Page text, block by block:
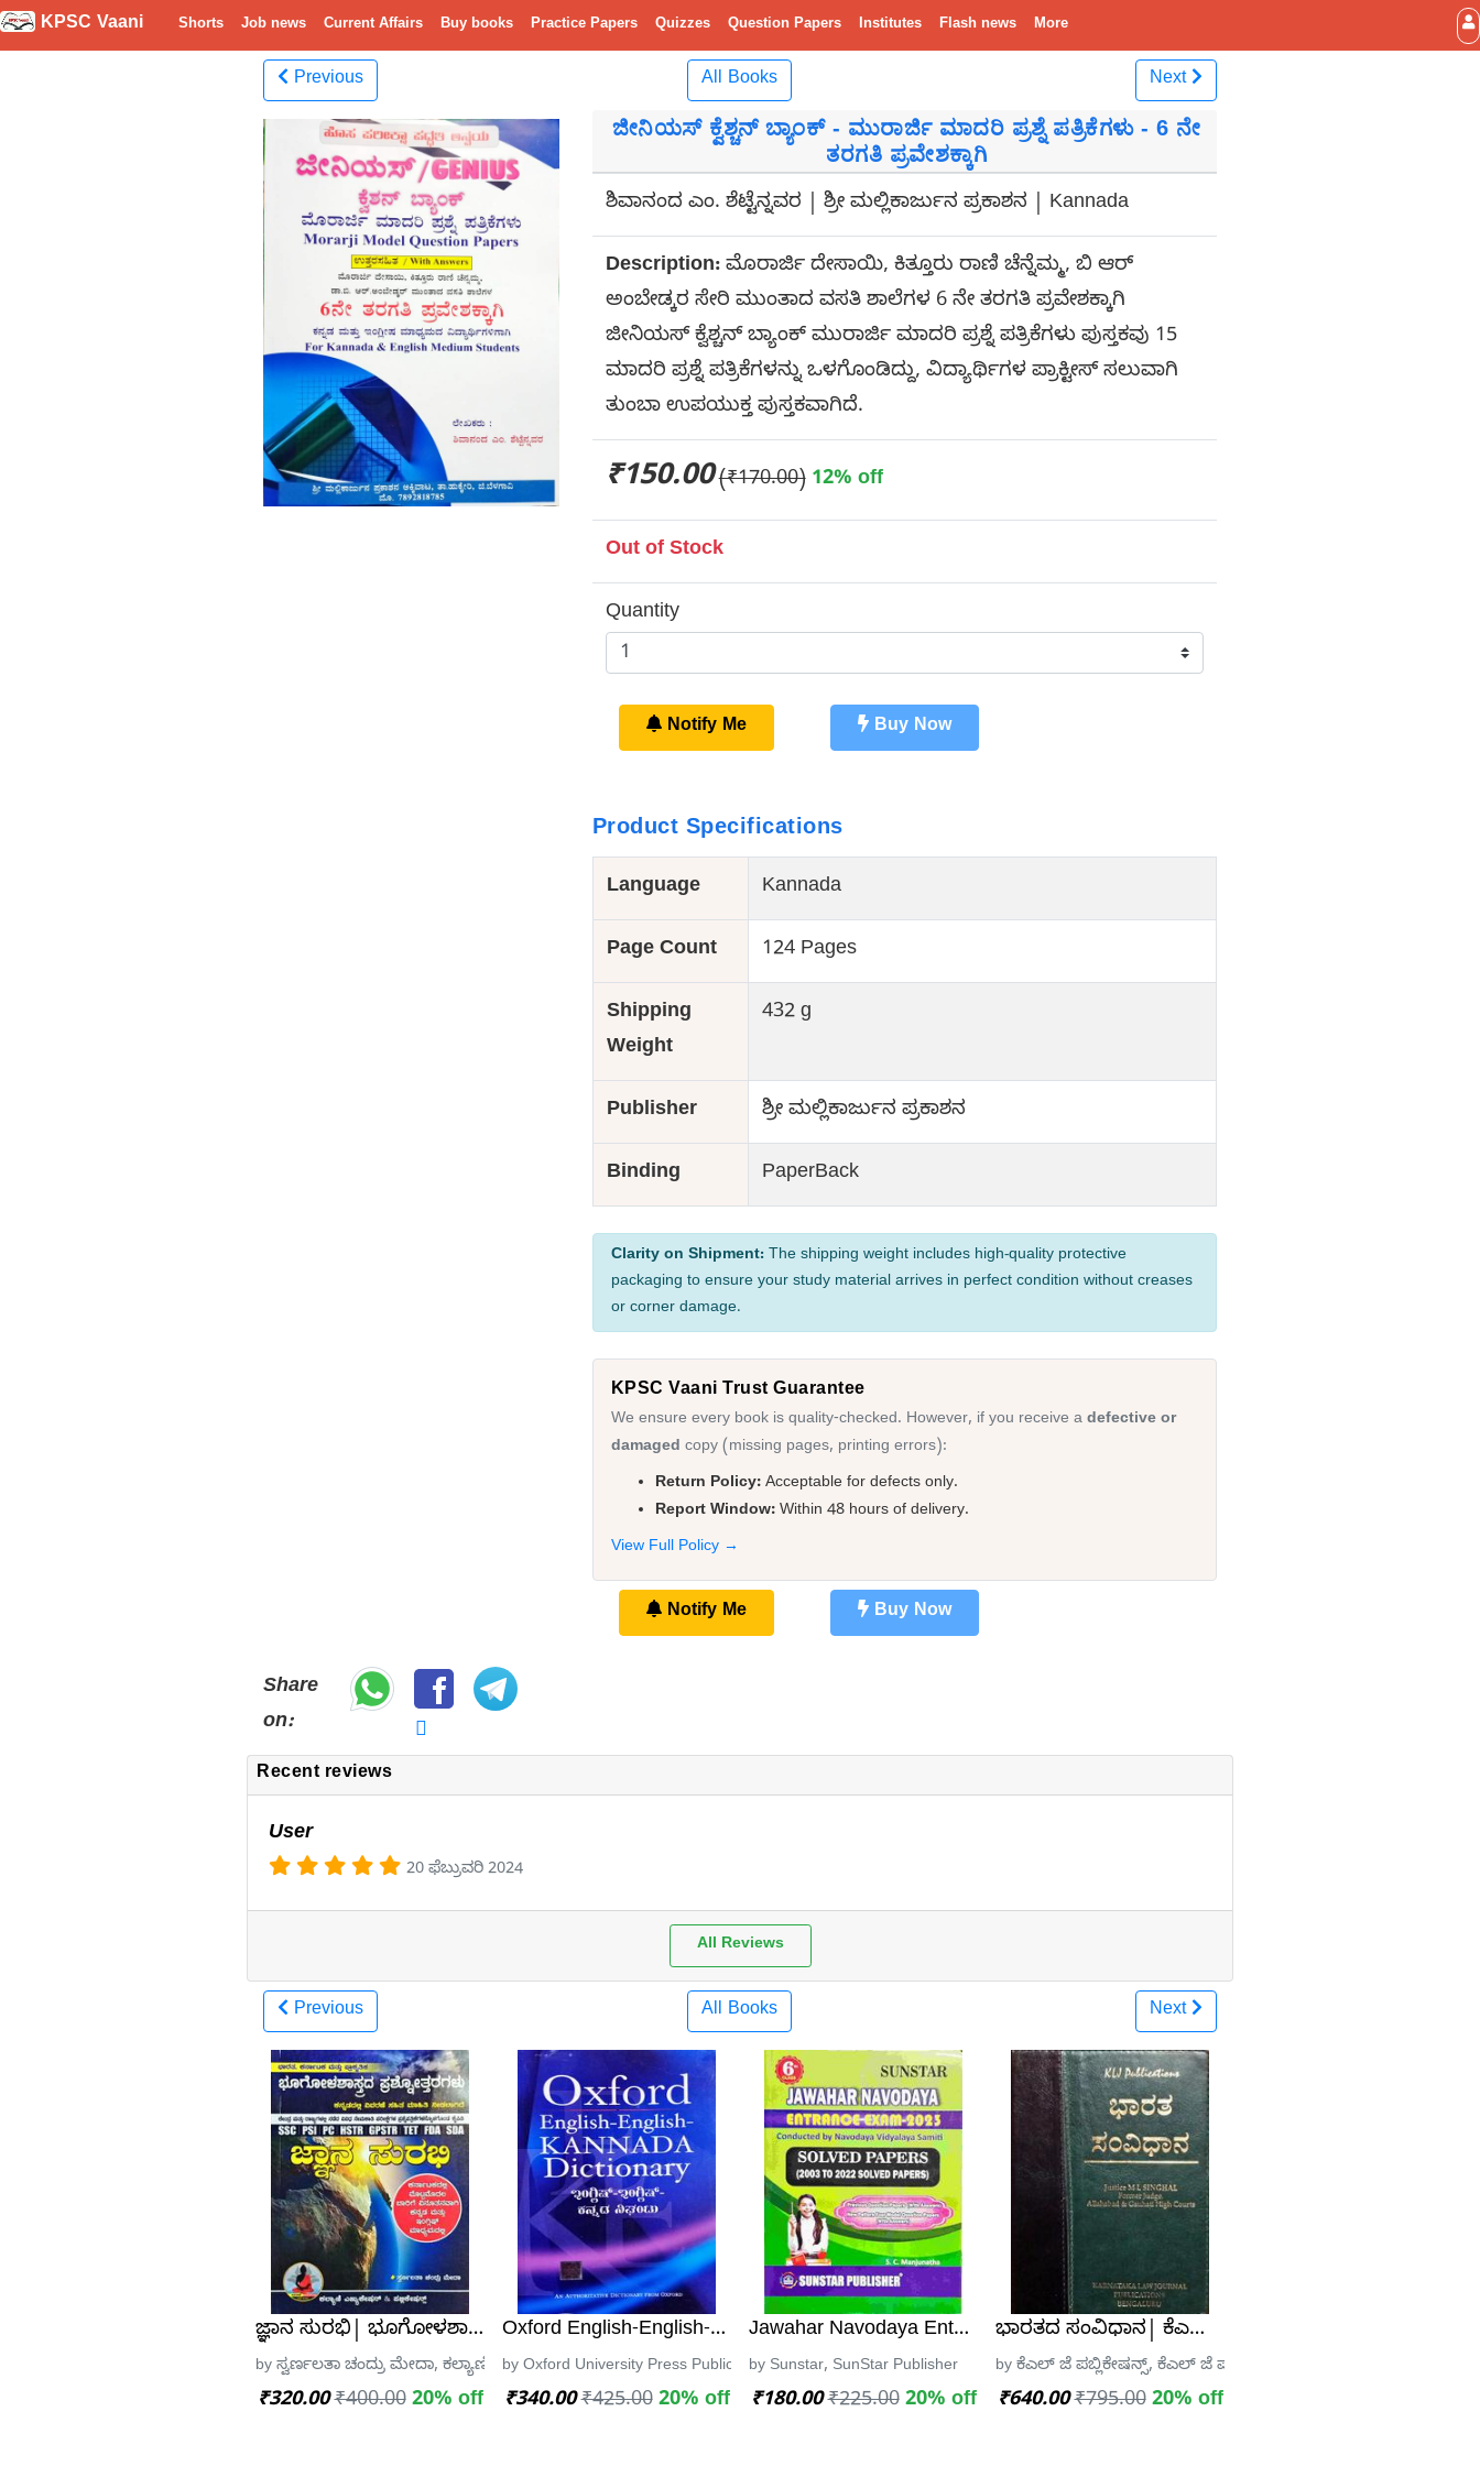
KPSC Vaani Shorts Job news Current Affairs Buy books Practice Papers Quizzes Question Papers Institutes Flash news More
Previous All Books
Next
ಜೀನಿಯಸ್ ಕ್ವೆಶ್ಚನ್ ಬ್ಯಾಂಕ್ - ಮುರಾರ್ಜಿ ಮಾದರಿ ಪ್ರಶ್ನೆ ಪತ್ರಿಕೆಗಳು - 6 ನೇ
ತರಗತಿ ಪ್ರವೇಶಕ್ಕಾಗಿ
ಶಿವಾನಂದ ಎಂ. ಶೆಟ್ಟೆನ್ನವರ | ಶ್ರೀ ಮಲ್ಲಿಕಾರ್ಜುನ ಪ್ರಕಾಶನ | Kannada
Description:ಮೊರಾರ್ಜಿ ದೇಸಾಯಿ, ಕಿತ್ತೂರು ರಾಣಿ ಚೆನ್ನೆಮ್ಮ, ಬಿ ಆರ್
ಅಂಬೇಡ್ಕರ ಸೇರಿ ಮುಂತಾದ ವಸತಿ ಶಾಲೆಗಳ 6 ನೇ ತರಗತಿ ಪ್ರವೇಶಕ್ಕಾಗಿ
ಜೀನಿಯಸ್ ಕ್ವೆಶ್ಚನ್ ಬ್ಯಾಂಕ್ ಮುರಾರ್ಜಿ ಮಾದರಿ ಪ್ರಶ್ನೆ ಪತ್ರಿಕೆಗಳು ಪುಸ್ತಕವು 15
ಮಾದರಿ ಪ್ರಶ್ನೆ ಪತ್ರಿಕೆಗಳನ್ನು ಒಳಗೊಂಡಿದ್ದು, ವಿದ್ಯಾರ್ಥಿಗಳ ಪ್ರಾಕ್ಟೀಸ್ ಸಲುವಾಗಿ
ತುಂಬಾ ಉಪಯುಕ್ತ ಪುಸ್ತಕವಾಗಿದೆ.
₹150.00 (₹170.00) 12% off
Out of Stock
Quantity
Notify Me Buy Now
Product Specifications
Language Kannada
Page Count 124 Pages
Shipping
Weight
432 g
Publisher ಶ್ರೀ ಮಲ್ಲಿಕಾರ್ಜುನ ಪ್ರಕಾಶನ
Binding PaperBack
Clarity on Shipment:The shipping weight includes high-quality protective
packaging to ensure your study material arrives in perfect condition without creases
or corner damage.
KPSC Vaani Trust Guarantee
We ensure every book is quality-checked. However, if you receive a defective or
damaged copy (missing pages, printing errors):
Return Policy:Acceptable for defects only.
Report Window:Within 48 hours of delivery.
View Full Policy →
Notify Me Buy Now
Share
on:
Recent reviews
User
20 ಫೆಬ್ರುವರಿ 2024
All Reviews
Previous All Books Next
ಜ್ಞಾನ ಸುರಭಿ| ಭೂಗೋಳಶಾಸ್ತ್ರದ ಪ್ರಶ್ನೋತ್ತರಗಳು| ಸ್ವರ್ಣಲತಾ
by ಸ್ವರ್ಣಲತಾ ಚಂದ್ರು ಮೇದಾ, ಕಲ್ಯಾಣಿ ಎಜುಕೇಶನ್ & ಪಬ್ಲಿಕೇಷನ್ಸ್
₹320.00 ₹400.00 20% off
Oxford English-English-Kannada Dictionary|ಇಂಗ್ಲಿಷ್-ಇಂಗ್ಲಿಷ್-ಕನ್ನಡ ನಿಘಂಟು
by Oxford University Press Publications, OXFORD University Press Publications
₹340.00 ₹425.00 20% off
Jawahar Navodaya Enterance Exam -2023 SunStar
by Sunstar, SunStar Publisher
₹180.00 ₹225.00 20% off
ಭಾರತದ ಸಂವಿಧಾನ| ಕೆಎಲ್ ಜೆ ಪಬ್ಲಿಕೇಷನ್ಸ್| 6 th Edition
by ಕೆಎಲ್ ಜೆ ಪಬ್ಲಿಕೇಷನ್ಸ್, ಕೆಎಲ್ ಜೆ ಪಬ್ಲಿಕೇಷನ್ಸ್
₹640.00 ₹795.00 20% off